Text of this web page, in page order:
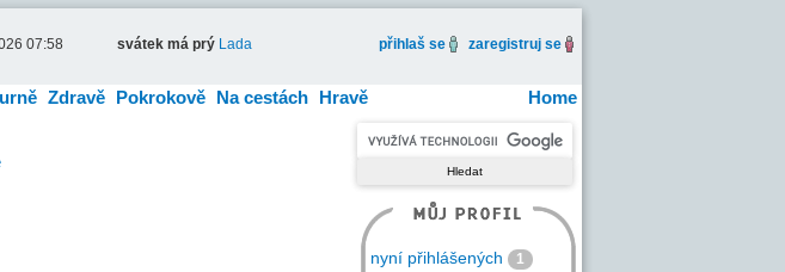
07:58 svátek má prý Lada přihlaš se zaregistruj se
Home
Zdravě Pokrokově Na cestách Hravě
nyní přihlášených 1